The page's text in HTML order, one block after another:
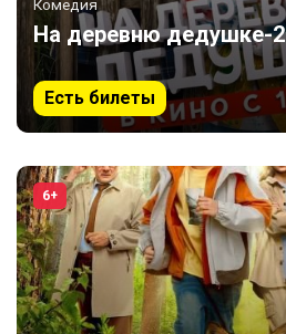
Комедия
На деревню дедушке-2
Есть билеты
6+